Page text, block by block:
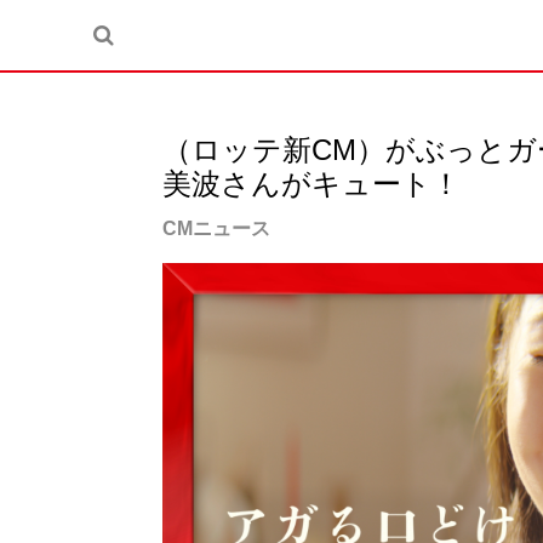
（ロッテ新CM）がぶっと
美波さんがキュート！
CMニュース